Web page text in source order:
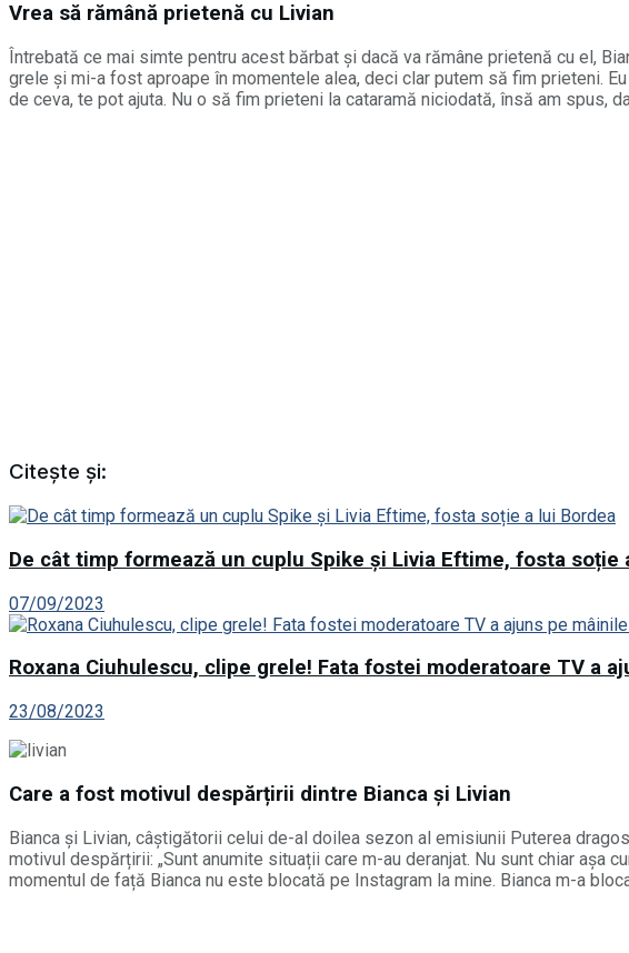
Vrea să rămână prietenă cu Livian
Întrebată ce mai simte pentru acest bărbat și dacă va rămâne prietenă cu el,
grele și mi-a fost aproape în momentele alea, deci clar putem să fim prieteni.
de ceva, te pot ajuta. Nu o să fim prieteni la cataramă niciodată, însă am spus,
Citește și:
De cât timp formează un cuplu Spike și Livia Eftime, fosta soție
07/09/2023
Roxana Ciuhulescu, clipe grele! Fata fostei moderatoare TV a
23/08/2023
Care a fost motivul despărțirii dintre Bianca și Livian
Bianca și Livian, câștigătorii celui de-al doilea sezon al emisiunii Puterea
motivul despărțirii: „Sunt anumite situații care m-au deranjat. Nu sunt chiar așa
momentul de față Bianca nu este blocată pe Instagram la mine. Bianca m-a